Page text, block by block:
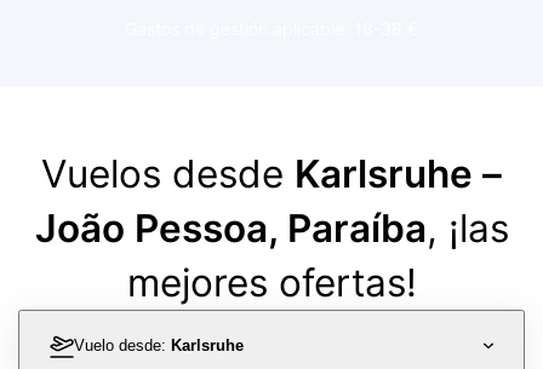
Vuelos desde Karlsruhe –
João Pessoa, Paraíba, ¡las
mejores ofertas!
Vuelo desde: Karlsruhe